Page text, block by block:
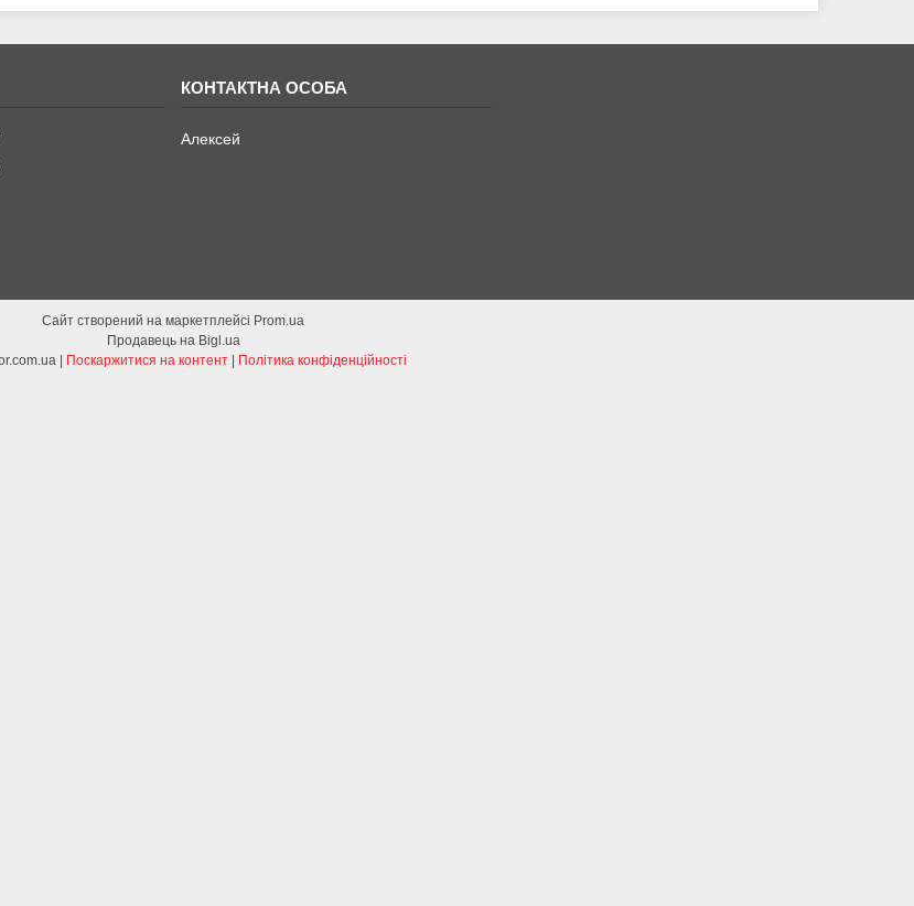
Алексей
Сайт створений на маркетплейсі Prom.ua
Продавець на Bigl.ua
mobi-armor.com.ua | Поскаржитися на контент | Політика конфіденційності